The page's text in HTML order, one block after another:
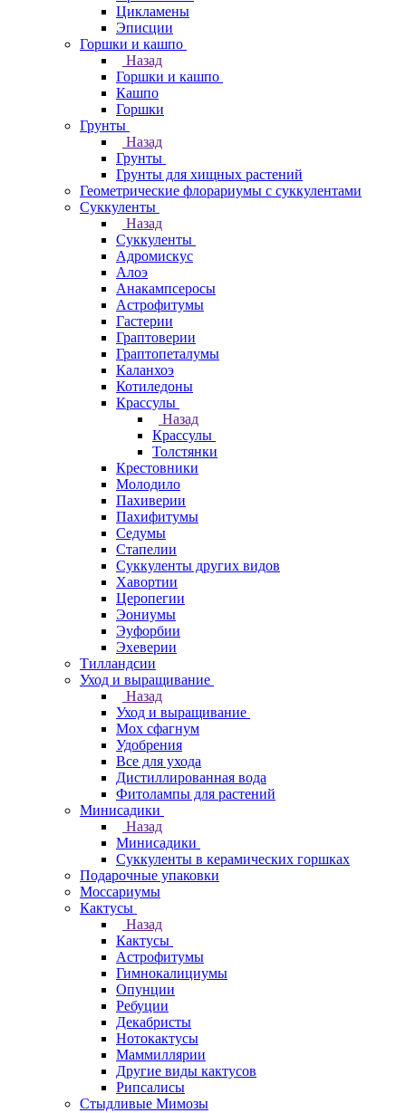
Цикламены
Эписции
Горшки и кашпо
Назад
Горшки и кашпо
Кашпо
Горшки
Грунты
Назад
Грунты
Грунты для хищных растений
Геометрические флорариумы с суккулентами
Суккуленты
Назад
Суккуленты
Адромискус
Алоэ
Анакампсеросы
Астрофитумы
Гастерии
Граптоверии
Граптопеталумы
Каланхоэ
Котиледоны
Крассулы
Назад
Крассулы
Толстянки
Крестовники
Молодило
Пахиверии
Пахифитумы
Седумы
Стапелии
Суккуленты других видов
Хавортии
Церопегии
Эониумы
Эуфорбии
Эхеверии
Тилландсии
Уход и выращивание
Назад
Уход и выращивание
Мох сфагнум
Удобрения
Все для ухода
Дистиллированная вода
Фитолампы для растений
Минисадики
Назад
Минисадики
Суккуленты в керамических горшках
Подарочные упаковки
Моссариумы
Кактусы
Назад
Кактусы
Астрофитумы
Гимнокалициумы
Опунции
Ребуции
Декабристы
Нотокактусы
Маммиллярии
Другие виды кактусов
Рипсалисы
Стыдливые Мимозы